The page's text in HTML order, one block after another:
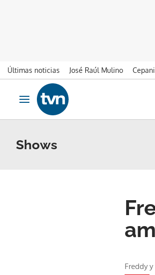
Últimas noticias José Raúl Mulino
Ir al contenido
Obrir navegació
Shows
Freddy